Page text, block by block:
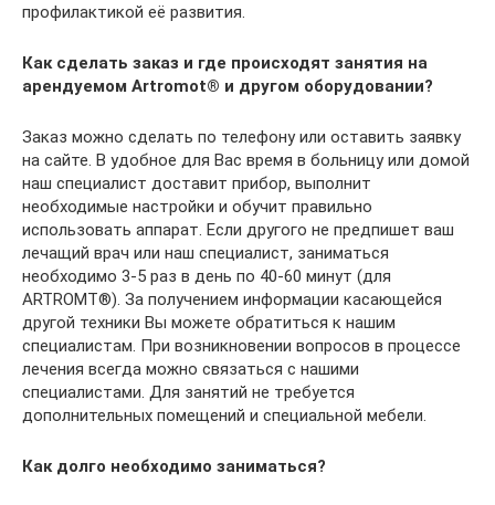
профилактикой её развития.
Как сделать заказ и где происходят занятия на
арендуемом Artromot® и другом оборудовании?
Заказ можно сделать по телефону или оставить заявку
на сайте. В удобное для Вас время в больницу или домой
наш специалист доставит прибор, выполнит
необходимые настройки и обучит правильно
использовать аппарат. Если другого не предпишет ваш
лечащий врач или наш специалист, заниматься
необходимо 3-5 раз в день по 40-60 минут (для
ARTROMT®). За получением информации касающейся
другой техники Вы можете обратиться к нашим
специалистам. При возникновении вопросов в процессе
лечения всегда можно связаться с нашими
специалистами. Для занятий не требуется
дополнительных помещений и специальной мебели.
Как долго необходимо заниматься?